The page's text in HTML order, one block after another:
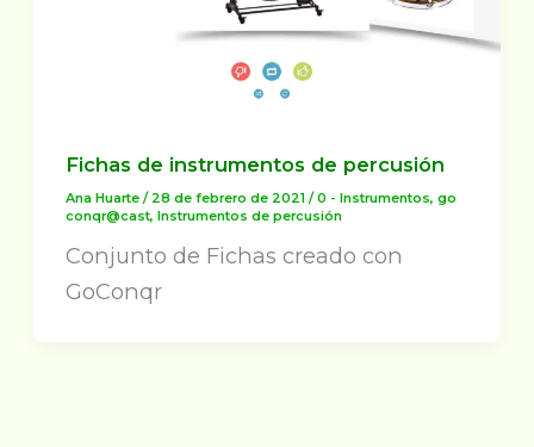
Fichas de instrumentos de percusión
Ana Huarte/ 28 de febrero de 2021/0 - Instrumentos,go
conqr@cast,Instrumentos de percusión
Conjunto de Fichas creado con
GoConqr